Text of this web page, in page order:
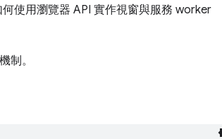
使用瀏覽器 API 實作視窗與服務 worker
制。